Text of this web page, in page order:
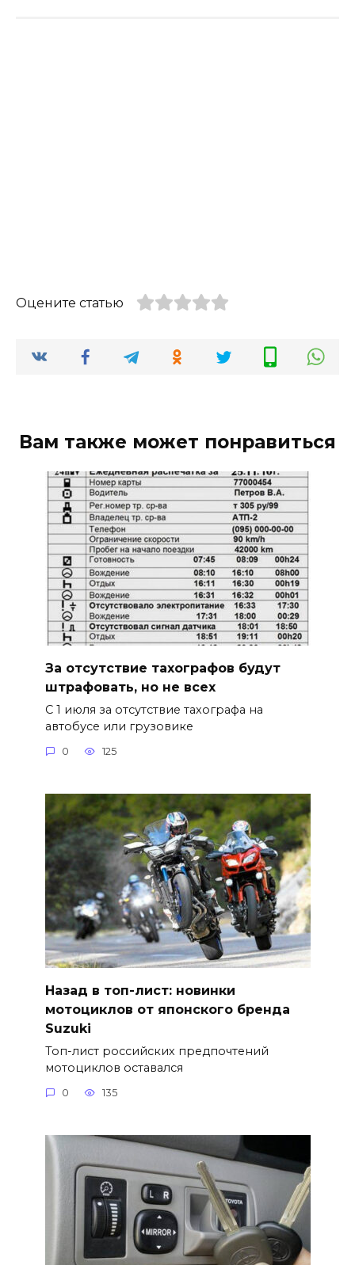
Оцените статью
Вам также может понравиться
За отсутствие тахографов будут
штрафовать, но не всех
С 1 июля за отсутствие тахографа на
автобусе или грузовике
0 125
Назад в топ-лист: новинки
мотоциклов от японского бренда
Suzuki
Топ-лист российских предпочтений
мотоциклов оставался
0 135